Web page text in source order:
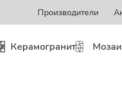
Производители
Керамогранит